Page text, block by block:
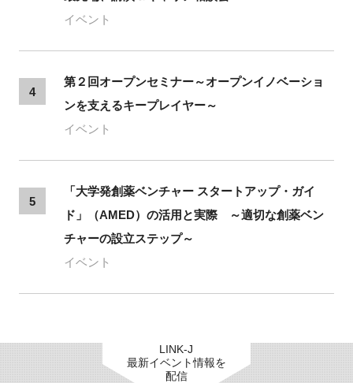
イベント
4
第２回オープンセミナー～オープンイノベーショ
ンを支えるキープレイヤー～
イベント
5
「大学発創薬ベンチャー スタートアップ・ガイ
ド」（AMED）の活用と実際 ～適切な創薬ベン
チャーの設立ステップ～
イベント
LINK-J
最新イベント情報を
配信